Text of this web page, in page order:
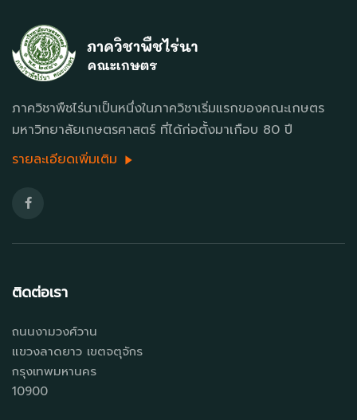
ภาควิชาพืชไร่นาเป็นหนึ่งในภาควิชาเริ่มแรกของคณะเกษตร
มหาวิทยาลัยเกษตรศาสตร์ ที่ได้ก่อตั้งมาเกือบ 80 ปี
รายละเอียดเพิ่มเติม
ติดต่อเรา
ถนนงามวงศ์วาน
แขวงลาดยาว เขตจตุจักร
กรุงเทพมหานคร
10900